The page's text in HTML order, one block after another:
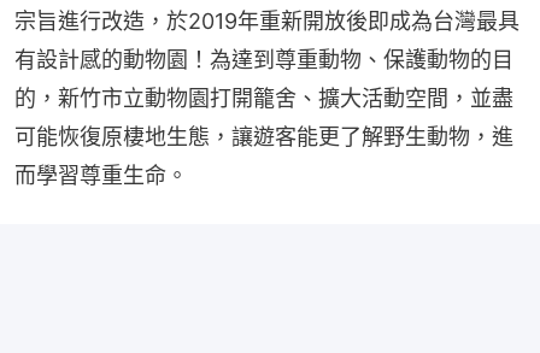
宗旨進行改造，於2019年重新開放後即成為台灣最具
有設計感的動物園！為達到尊重動物、保護動物的目
的，新竹市立動物園打開籠舍、擴大活動空間，並盡
可能恢復原棲地生態，讓遊客能更了解野生動物，進
而學習尊重生命。